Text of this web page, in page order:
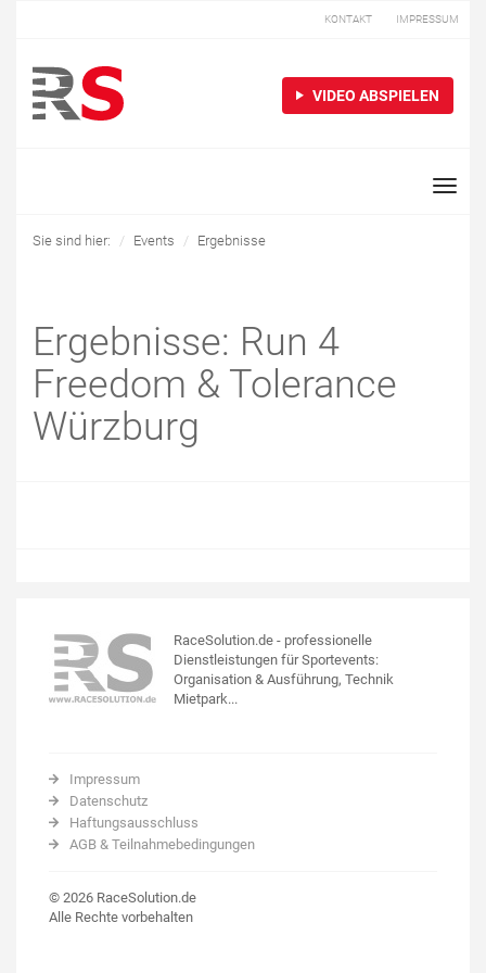
KONTAKT IMPRESSUM
VIDEO ABSPIELEN
Toggle
Sie sind hier: Events Ergebnisse
Ergebnisse: Run 4
Freedom & Tolerance
Würzburg
RaceSolution.de - professionelle
Dienstleistungen für Sportevents:
Organisation & Ausführung, Technik
Mietpark...
Impressum
Datenschutz
Haftungsausschluss
AGB & Teilnahmebedingungen
© 2026 RaceSolution.de
Alle Rechte vorbehalten